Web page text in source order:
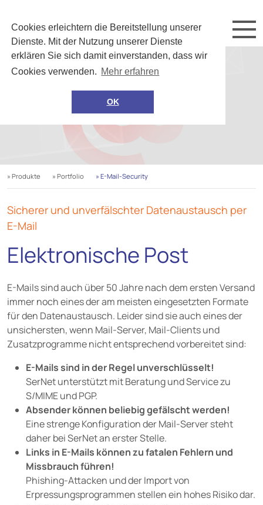
Cookies erleichtern die Bereitstellung unserer
Dienste. Mit der Nutzung unserer Dienste
erklären Sie sich damit einverstanden, dass wir
Cookies verwenden. Mehr erfahren
OK
» Produkte » Portfolio » E-Mail-Security
Sicherer und unverfälschter Datenaustausch per
E-Mail
Elektronische Post
E-Mails sind auch über 50 Jahre nach dem ersten Versand
immer noch eines der am meisten eingesetzten Formate
für den Datenaustausch. Leider sind sie auch eines der
unsichersten, wenn Mail-Server, Mail-Clients und
Zusatzprogramme nicht entsprechend vorbereitet sind:
E-Mails sind in der Regel unverschlüsselt!
SerNet unterstützt mit Beratung und Service zu
S/MIME und PGP.
Absender können beliebig gefälscht werden!
Eine strenge Konfiguration der Mail-Server steht
daher bei SerNet an erster Stelle.
Links in E-Mails können zu fatalen Fehlern und
Missbrauch führen!
Phishing-Attacken und der Import von
Erpressungsprogrammen stellen ein hohes Risiko dar.